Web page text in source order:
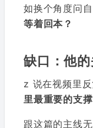
如换个角度问
等着回本？
缺口：他
z 说在视频里反
里最重要的支
跟这篇的主线